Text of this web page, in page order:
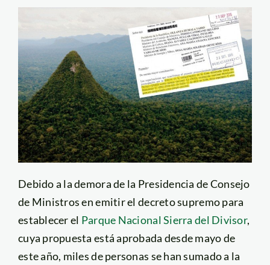
Debido a la demora de la Presidencia de Consejo
de Ministros en emitir el decreto supremo para
establecer el Parque Nacional Sierra del Divisor,
cuya propuesta está aprobada desde mayo de
este año, miles de personas se han sumado a la